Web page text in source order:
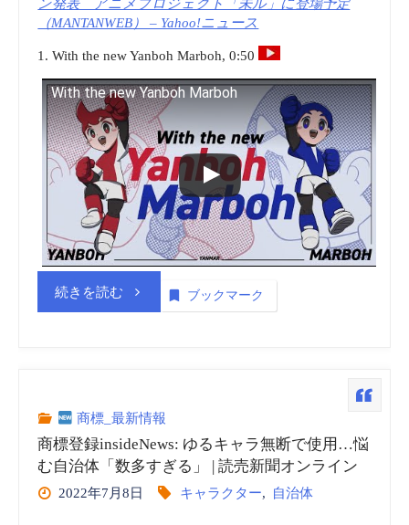
無
償
化
し
ま
す
ー
証
（MANTANWEB） – Yahoo!ニュース
1. With the new Yanboh Marboh, 0:50
With the new Yanboh Marboh
続きを読む“商
録
insideNews:
ヤ
ブックマーク
商標_最新情報
商標登録insideNews: ゆるキャラ無断で使用…悩
む自治体「数多すぎる」 | 読売新聞オンライン
2022年7月8日 キャラクター, 自治体